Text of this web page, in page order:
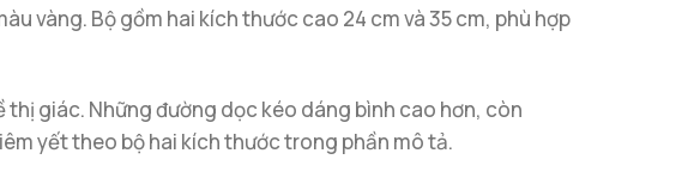
vàng. Bộ gồm hai kích thước cao 24 cm và 35 cm, phù hợp
giác. Những đường dọc kéo dáng bình cao hơn, còn
yết theo bộ hai kích thước trong phần mô tả.